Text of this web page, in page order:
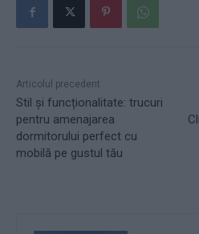
Articolul precedent
Stil și funcționalitate: trucuri
pentru amenajarea
dormitorului perfect cu
mobilă pe gustul tău